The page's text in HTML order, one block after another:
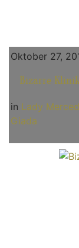
Oktober 27,
Bizarre
in Lady
Giada